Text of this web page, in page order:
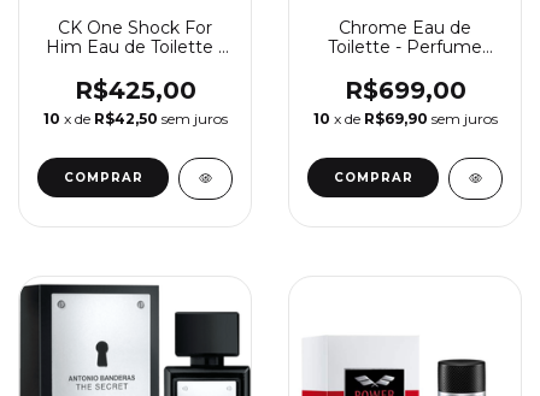
CK One Shock For
Him Eau de Toilette -
Calvin Klein
R$425,00
10 x de R$42,50 sem juros
COMPRAR
Chrome Eau de
Toilette - Perfume
R$699,00
10 x de R$69,90 sem juros
COMPRAR